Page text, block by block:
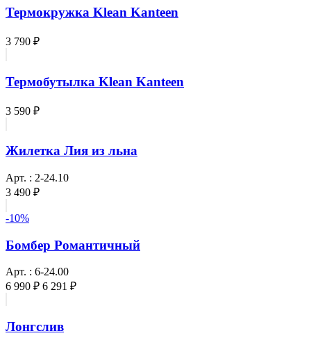
Термокружка Klean Kanteen
3 790 ₽
Термобутылка Klean Kanteen
3 590 ₽
Жилетка Лия из льна
Арт. : 2-24.10
3 490 ₽
-10%
Бомбер Романтичный
Арт. : 6-24.00
6 990 ₽ 6 291 ₽
Лонгслив